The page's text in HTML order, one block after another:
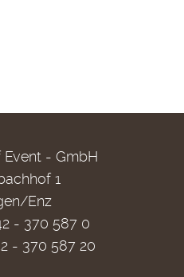
- GmbH
1
Enz
- 370 587 0
- 370 587 20